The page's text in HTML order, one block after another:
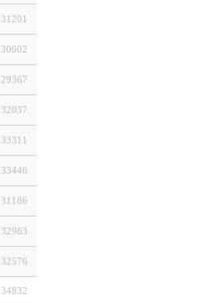
31201
30602
29367
32037
33311
33446
31186
32983
32576
34832